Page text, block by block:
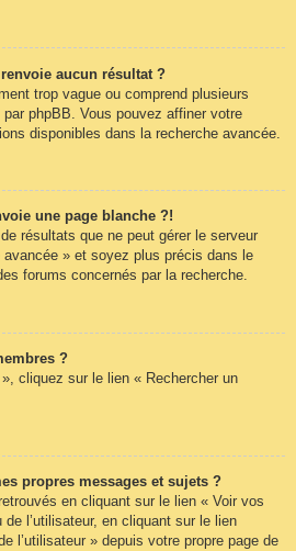
aucun résultat ?
trop vague ou comprend plusieurs
phpBB. Vous pouvez affiner votre
disponibles dans la recherche avancée.
une page blanche ?!
résultats que ne peut gérer le serveur
» et soyez plus précis dans le
forums concernés par la recherche.
?
cliquez sur le lien « Rechercher un
propres messages et sujets ?
en cliquant sur le lien « Voir vos
l’utilisateur, en cliquant sur le lien
l’utilisateur » depuis votre propre page de